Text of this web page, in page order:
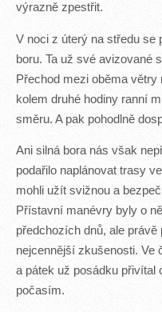
výrazně zpestřit.
V noci z úterý na středu se
boru. Ta už své avizované
Přechod mezi oběma
kolem druhé hodiny ranní
směru. A pak pohodlně
Ani silná bora nás však
podařilo naplánovat trasy
mohli užít svižnou a
Přístavní manévry byly o
předchozích dnů, ale
nejcennější zkušenosti. Ve
a pátek už posádku přivítal
počasím.